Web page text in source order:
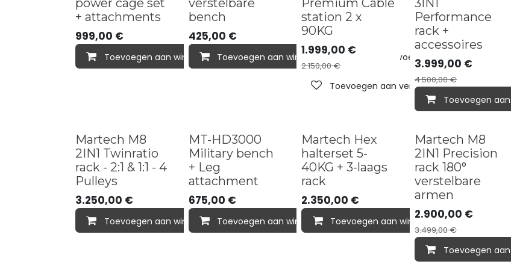
power cage set
+ attachments
999,00 €
Toevoegen aan winkelmandje Toevoegen aan verlanglijst
verstelbare
bench
425,00 €
Toevoegen aan winkelmandje Toevoegen aan verlanglijst
Premium Cable
station 2 x
90KG
1.999,00 €
2.150,00€
Toevoegen aan verlanglijst
3IN1
Performance
rack +
accessoires
3.999,00 €
4.500,00€
Toevoegen
New in
Martech M8
2IN1 Twinratio
rack - 2:1 & 1:1 - 4
Pulleys
3.250,00 €
Toevoegen aan winkelmandje Toevoegen aan verlanglijst
MT-HD3000
Military bench
+ Leg
attachment
675,00 €
Toevoegen aan winkelmandje Toevoegen aan verlanglijst
Martech Hex
halterset 5-
40KG + 3-laags
rack
2.350,00 €
Toevoegen aan winkelmandje
Martech M8
2IN1 Precision
rack 180°
verstelbare
armen
2.900,00 €
3.499,00€
Toevoegen